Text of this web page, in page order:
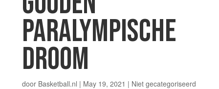
PARALYMPISCHE
DROOM
door Basketball.nl | May 19, 2021 | Niet gecategoriseerd